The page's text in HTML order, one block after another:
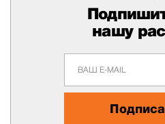
нашу